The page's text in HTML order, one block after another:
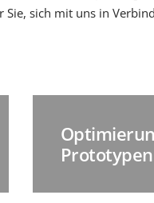
sich mit uns in
Prototypen